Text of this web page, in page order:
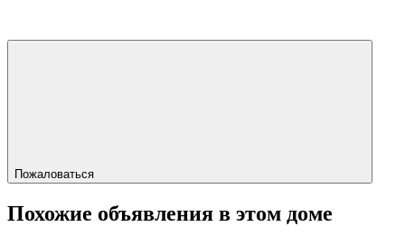
Пожаловаться
Похожие объявления в этом доме